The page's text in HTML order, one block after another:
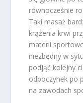
równocześnie
Taki masaż
krążenia krwi
materii
niezbędny w
podjąć kolejny
odpoczynek po
na zawodach